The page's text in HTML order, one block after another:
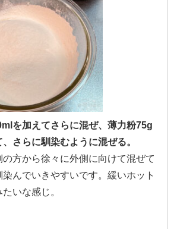
を加えてさらに混ぜ、薄力粉75g
さらに馴染むように混ぜる。
方から徐々に外側に向けて混ぜて
んでいきやすいです。緩いホット
いな感じ。